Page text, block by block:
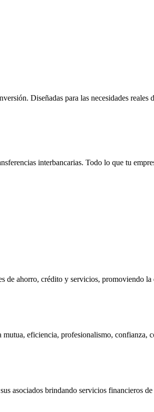
Diseñadas para las necesidades reales
interbancarias. Todo lo que tu
de ahorro, crédito y servicios, promoviendo
eficiencia, profesionalismo, confianza,
asociados brindando servicios financieros